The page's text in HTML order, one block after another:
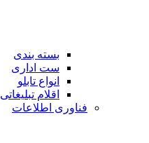
بسته بندی
ست اداری
انواع تابلو
اقلام تبلیغاتی
فناوری اطلاعات